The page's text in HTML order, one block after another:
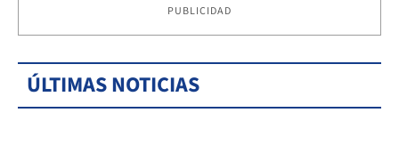
PUBLICIDAD
ÚLTIMAS NOTICIAS